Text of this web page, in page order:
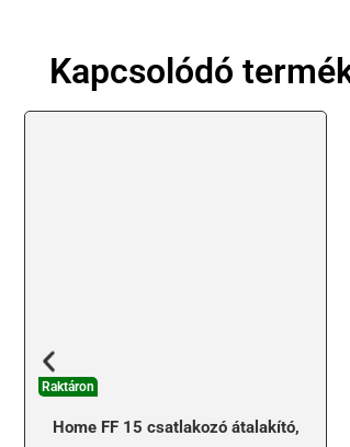
Kapcsolódó
Raktáron
Home FF 15 csatlakozó átalakító,